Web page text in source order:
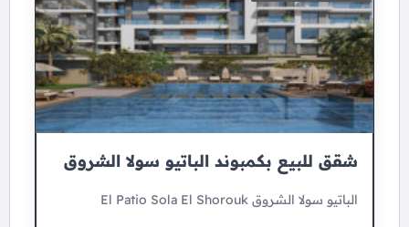
شقق للبيع بكمبوند الباتيو سولا الشروق
الباتيو سولا الشروق El Patio Sola El Shorouk